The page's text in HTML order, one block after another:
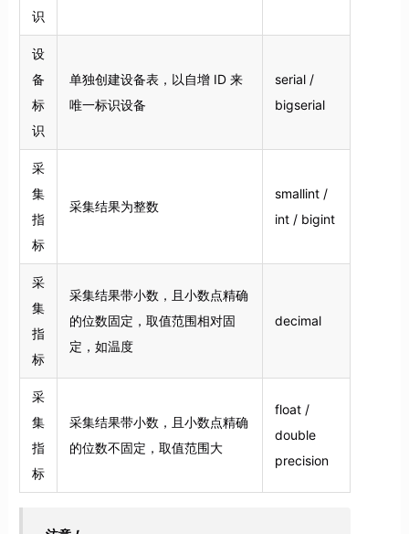
识
设
备
标
识
单独创建设备表，以自增 ID 来
唯一标识设备
serial /
bigserial
采
集
指
标
采集结果为整数
smallint /
int / bigint
采
集
指
标
采集结果带小数，且小数点精确
的位数固定，取值范围相对固
定，如温度
decimal
采
集
指
标
采集结果带小数，且小数点精确
的位数不固定，取值范围大
float /
double
precision